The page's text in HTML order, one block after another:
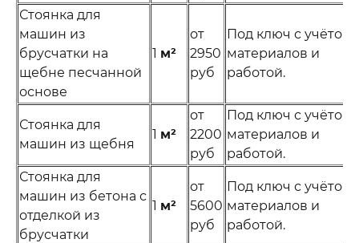
Стоянка для
машин из
брусчатки на
щебне песчанной
основе
1 м²
от
2950
руб
Под ключ с учётом
материалов и
работой.
Стоянка для
машин из щебня
1 м²
от
2200
руб
Под ключ с учётом
материалов и
работой.
Стоянка для
машин из бетона с
отделкой из
брусчатки
1 м²
от
5600
руб
Под ключ с учётом
материалов и
работой.